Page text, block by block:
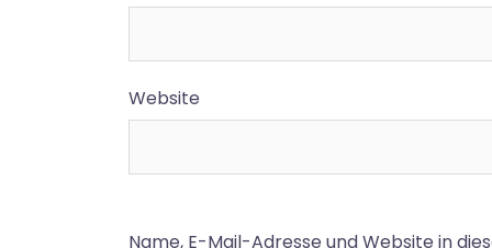
Website
Name, E-Mail-Adresse und Website in